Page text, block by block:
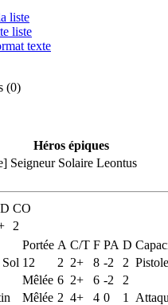
liste
liste
texte
(0)
Héros épiques
Seigneur Solaire Leontus
CO
2
Portée A C/T F PA D
Sol 12 2 2+ 8 -2 2
Mêlée 6 2+ 6 -2
2
Mêlée 2 4+ 4 0 1